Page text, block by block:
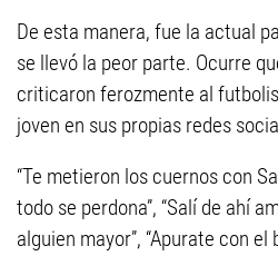
De esta manera, fue la actual
se llevó la peor parte. Ocurre
criticaron ferozmente al
joven en sus propias redes
“Te metieron los cuernos con
todo se perdona”, “Salí de ahí
alguien mayor”, “Apurate con